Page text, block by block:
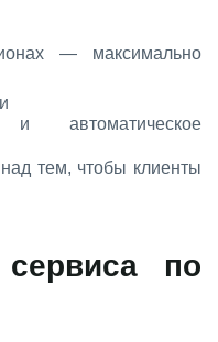
— максимально
автоматическое
тем, чтобы клиенты
по